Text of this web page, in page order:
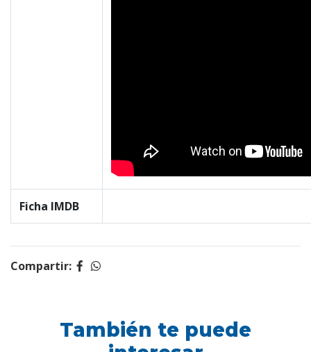
Ficha IMDB
Compartir:
También te puede